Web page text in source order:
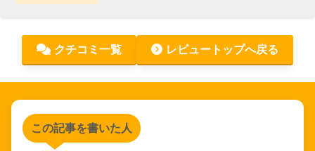
クチコミ一覧 レビュートップへ戻る
この記事を書いた人